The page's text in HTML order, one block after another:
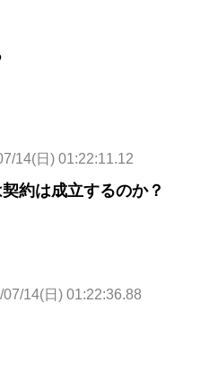
14(日) 01:22:11.12
約は成立するのか？
07/14(日) 01:22:36.88